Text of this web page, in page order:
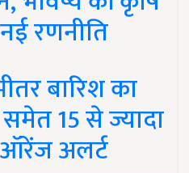
रणनीति
बारिश का
15 से ज्यादा
ऑरेंज अलर्ट